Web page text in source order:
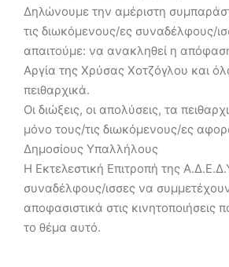
Δηλώνουμε την αμέριστη
τις διωκόμενους/ες συναδέλφους/
απαιτούμε: να ανακληθεί η
Αργία της Χρύσας Χοτζόγλου και
πειθαρχικά.
Οι διώξεις, οι απολύσεις, τα
μόνο τους/τις διωκόμενους/ες
Δημοσίους Υπαλλήλους
Η Εκτελεστική Επιτροπή της
συναδέλφους/ισσες να
αποφασιστικά στις κινητοποιήσεις
το θέμα αυτό.